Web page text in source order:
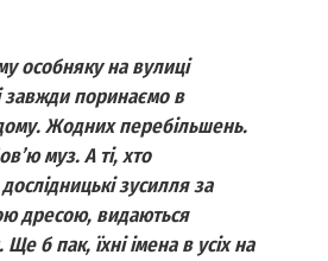
особняку на вулиці
завжди поринаємо в
Жодних перебільшень.
муз. А ті, хто
зусилля за
дресою, видаються
б пак, їхні імена в усіх на